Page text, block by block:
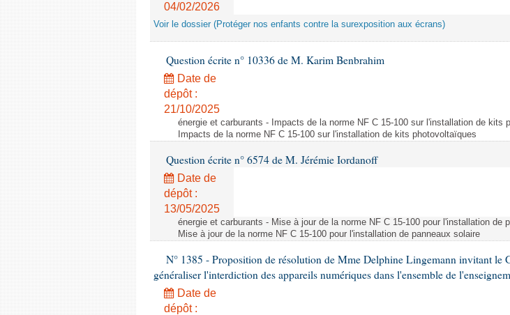
04/02/2026
Voir le dossier (Protéger nos enfants contre la surexposition aux écrans)
Question écrite n° 10336 de M. Karim Benbrahim
Date de
dépôt :
21/10/2025
énergie et carburants - Impacts de la norme NF C 15-100 sur l'installation de kits
Impacts de la norme NF C 15-100 sur l'installation de kits photovoltaïques
Question écrite n° 6574 de M. Jérémie Iordanoff
Date de
dépôt :
13/05/2025
énergie et carburants - Mise à jour de la norme NF C 15-100 pour l'installation de
Mise à jour de la norme NF C 15-100 pour l'installation de panneaux solaire
N° 1385 - Proposition de résolution de Mme Delphine Lingemann invitant le
généraliser l'interdiction des appareils numériques dans l'ensemble de
Date de
dépôt :